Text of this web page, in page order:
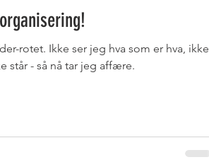
rotet. Ikke ser jeg hva som er hva, ikke
står - så nå tar jeg affære.